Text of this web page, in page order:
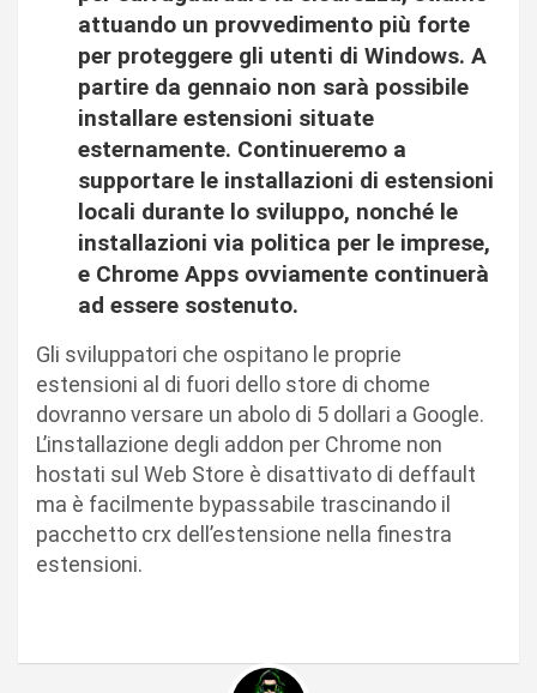
attuando un provvedimento più forte
per proteggere gli utenti di Windows. A
partire da gennaio non sarà possibile
installare estensioni situate
esternamente. Continueremo a
supportare le installazioni di estensioni
locali durante lo sviluppo, nonché le
installazioni via politica per le imprese,
e Chrome Apps ovviamente continuerà
ad essere sostenuto.
Gli sviluppatori che ospitano le proprie
estensioni al di fuori dello store di chome
dovranno versare un abolo di 5 dollari a Google.
L’installazione degli addon per Chrome non
hostati sul Web Store è disattivato di deffault
ma è facilmente bypassabile trascinando il
pacchetto crx dell’estensione nella finestra
estensioni.